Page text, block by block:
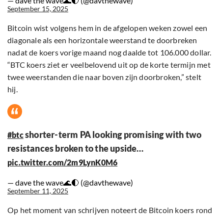
September 15, 2025
Bitcoin wist volgens hem in de afgelopen weken zowel een
diagonale als een horizontale weerstand te doorbreken
nadat de koers vorige maand nog daalde tot 106.000 dollar.
“BTC koers ziet er veelbelovend uit op de korte termijn met
twee weerstanden die naar boven zijn doorbroken,” stelt
hij.
#btcshorter-term PA looking promising with two
resistances broken to the upside…
pic.twitter.com/2m9LynK0M6
— dave the wave🌊🌓 (@davthewave)
September 11, 2025
Op het moment van schrijven noteert de Bitcoin koers rond